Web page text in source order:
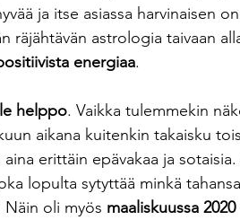
ja itse asiassa harvinaisen
räjähtävän astrologia taivaan
energiaa.
helppo. Vaikka tulemmekin
aikana kuitenkin takaisku
aina erittäin epävakaa ja
lopulta sytyttää minkä
oli myös maaliskuussa